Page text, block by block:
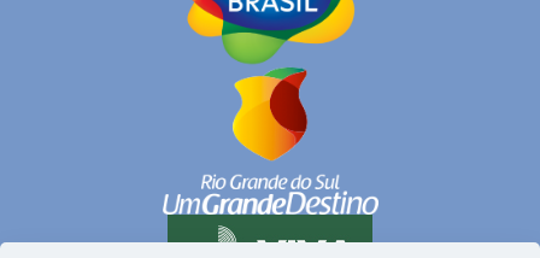
Jaquirana
Lagoa Vermelha
Monte Alegre dos Campos
Muitos Capões
Pinhal da Serra